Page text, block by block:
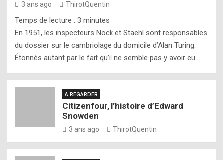
3 ans ago ThirotQuentin
Temps de lecture : 3 minutes
En 1951, les inspecteurs Nock et Staehl sont responsables
du dossier sur le cambriolage du domicile d’Alan Turing.
Étonnés autant par le fait qu’il ne semble pas y avoir eu…
A REGARDER
Citizenfour, l’histoire d’Edward
Snowden
3 ans ago ThirotQuentin